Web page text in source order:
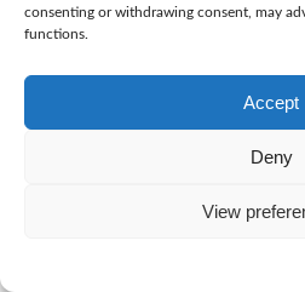
consenting or withdrawing consent, may
functions.
Accept
Deny
View
テルヨーロッパは海外旅行気
in Huis Ten Bosch is Hotel